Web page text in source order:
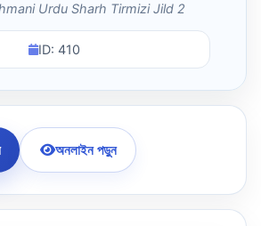
Urdu Sharh Tirmizi Jild 2
ID: 410
অনলাইন পড়ুন